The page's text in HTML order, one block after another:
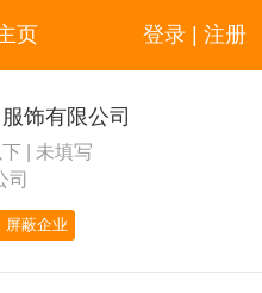
登录 | 注册
页
饰有限公司
| 未填写
司
屏蔽企业